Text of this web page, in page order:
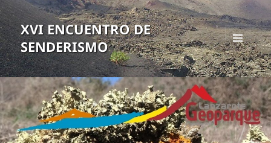
XVI ENCUENTRO DE
SENDERISMO
MENÚ
Y
WIDGETS